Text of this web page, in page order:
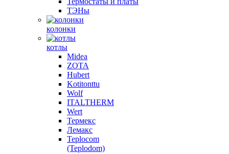
ТЭНы
колонки
котлы
Midea
ZOTA
Hubert
Kotitonttu
Wolf
ITALTHERM
Wert
Термекс
Лемакс
Teplocom
(Teplodom)